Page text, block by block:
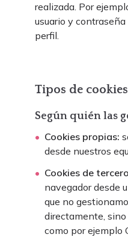
realizada. Por
usuario y
perfil.
Tipos de cookies
Según quién las
Cookies propias:
desde nuestros
Cookies de
navegador desde
que no
directamente,
como por ejemplo